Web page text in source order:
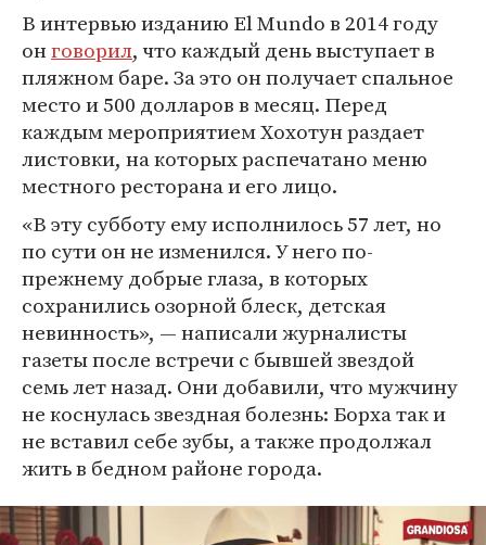
В интервью изданию El Mundo в 2014 году
онговорил, что каждый день выступает в
пляжном баре. За это он получает спальное
место и 500 долларов в месяц. Перед
каждым мероприятием Хохотун раздает
листовки, на которых распечатано меню
местного ресторана и его лицо.
«В эту субботу ему исполнилось 57 лет, но
по сути он не изменился. У него по-
прежнему добрые глаза, в которых
сохранились озорной блеск, детская
невинность», — написали журналисты
газеты после встречи с бывшей звездой
семь лет назад. Они добавили, что мужчину
не коснулась звездная болезнь: Борха так и
не вставил себе зубы, а также продолжал
жить в бедном районе города.